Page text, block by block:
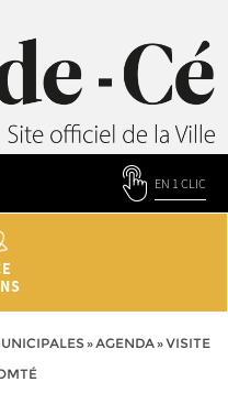
EN 1 CLIC
»AGENDA»VISITE